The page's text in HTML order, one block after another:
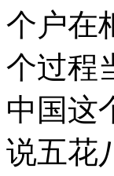
个户在
个过程
中国这
说五花